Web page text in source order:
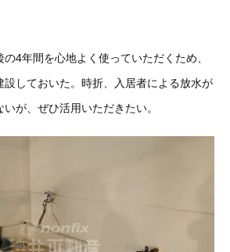
4年間を心地よく使っていただくため、
設しておいた。時折、入居者による放水が
が、ぜひ活用いただきたい。